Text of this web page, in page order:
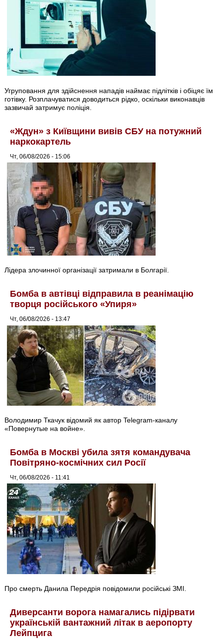
Угруповання для здійснення нападів наймає підлітків і обіцяє їм
готівку. Розплачуватися доводиться рідко, оскільки виконавців
зазвичай затримує поліція.
«Ждун» з Київщини вивів СБУ на потужний
наркокартель
Чт, 06/08/2026 - 15:06
Лідера злочинної організації затримали в Болгарії.
Бомба в автівці відправила в реанімацію
творця російського «Упиря»
Чт, 06/08/2026 - 13:47
Володимир Ткачук відомий як автор Telegram-каналу
«Повернутые на войне».
Бомба в Москві убила зятя командувача
Повітряно-космічних сил Росії
Чт, 06/08/2026 - 11:41
Про смерть Данила Передрія повідомили російські ЗМІ.
Диверсанти ворога намагались підірвати
українській вантажний літак в аеропорту
Лейпцига